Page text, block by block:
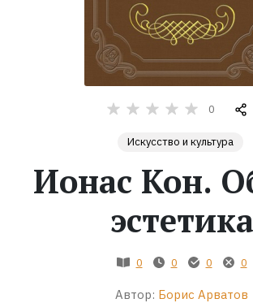
Экранизации
0
Искусство и культура
Ионас Кон.
эстетика
0 0 0 0
Автор: Борис Арватов